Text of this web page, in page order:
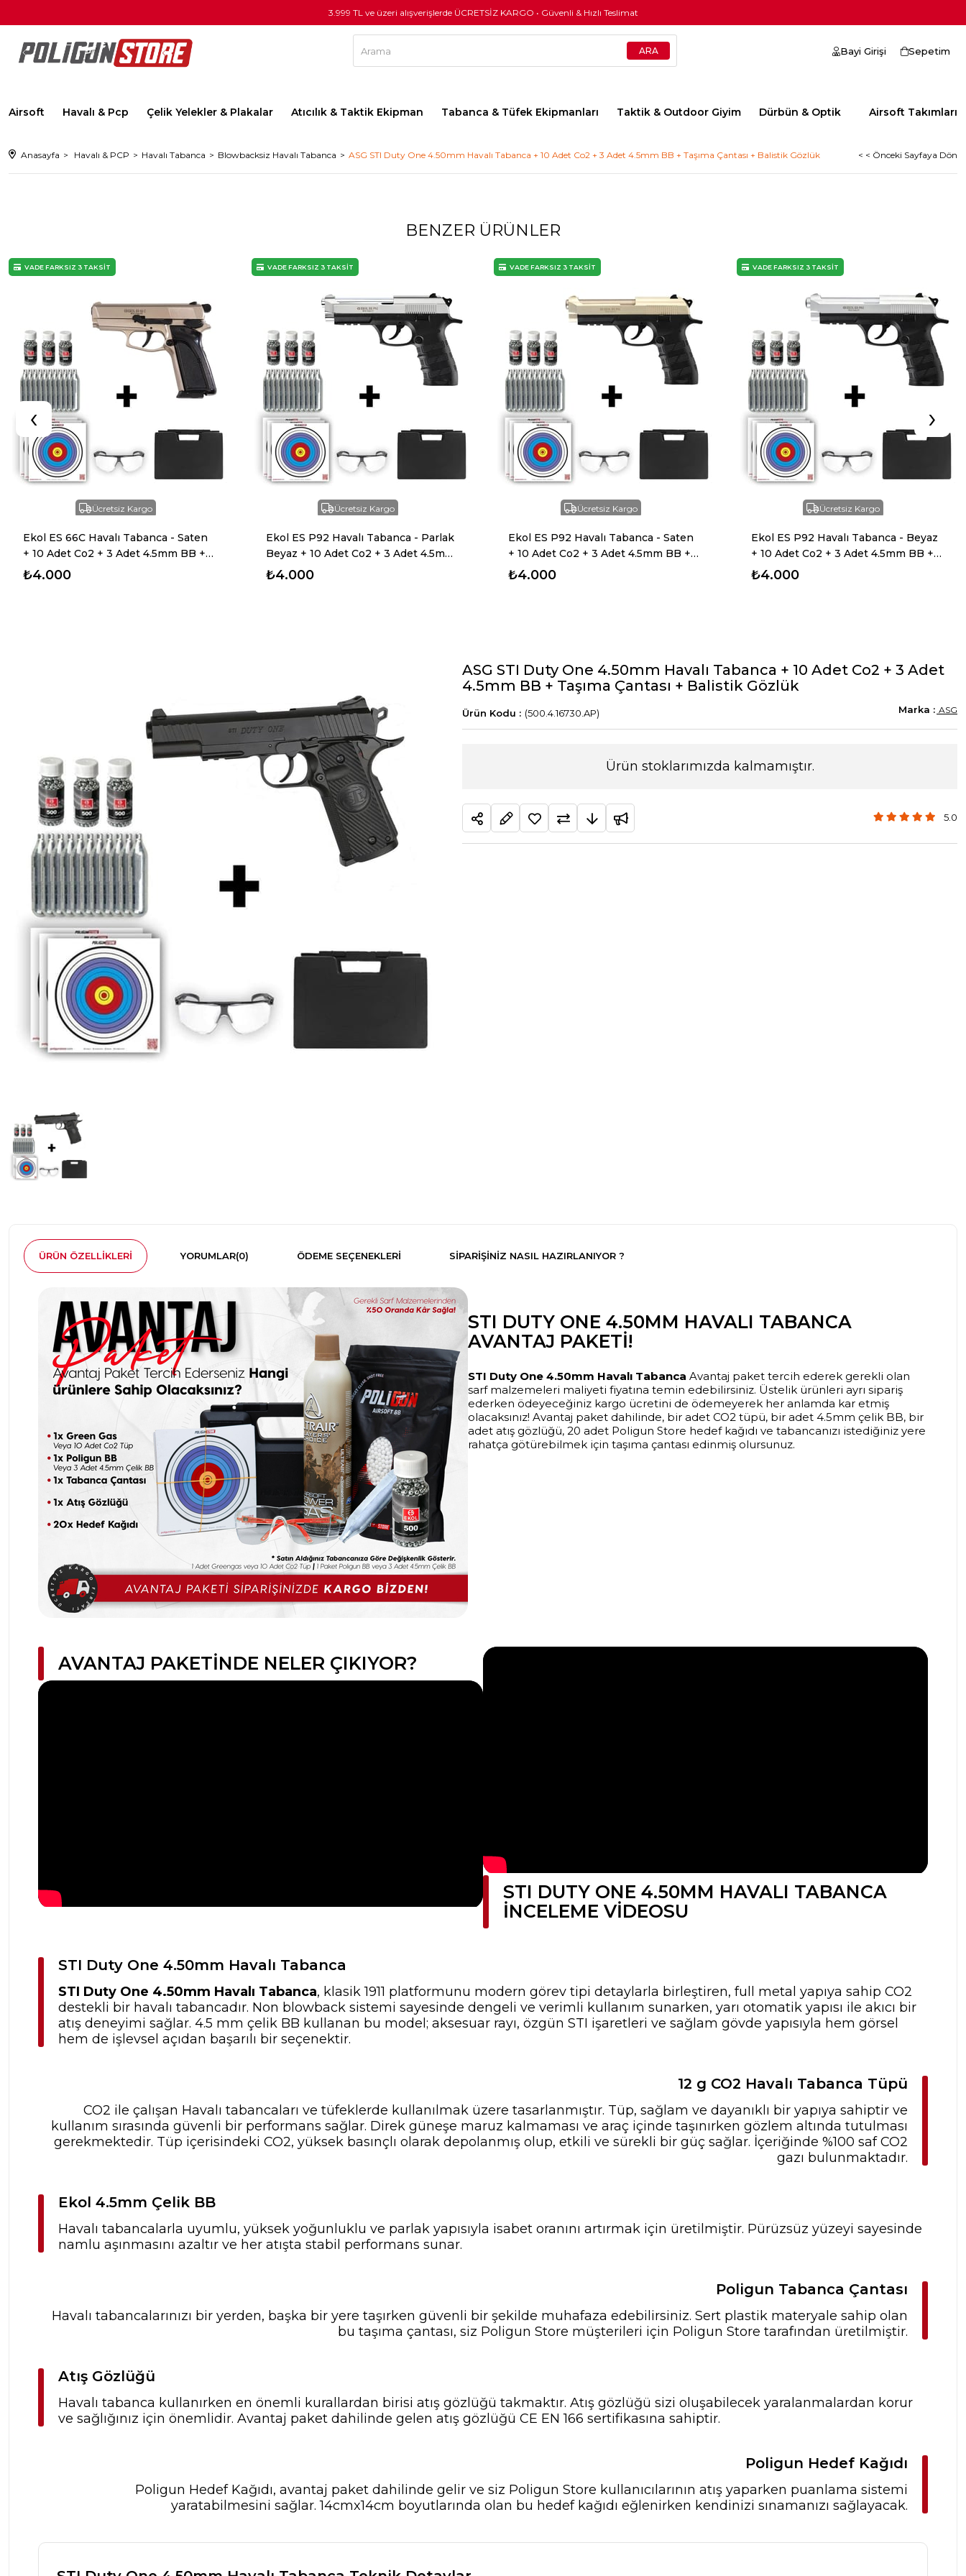
3.999 TL ve üzeri alışverişlerde ÜCRETSİZ KARGO • Güvenli & Hızlı Teslimat
Airsoft Havalı & Pcp Çelik Yelekler & Plakalar Atıcılık & Taktik Ekipman Tabanca & Tüfek Ekipmanları Taktik & Outdoor Giyim Dürbün & Optik Airsoft Takımları
Sepetim
Bayi Girişi
Anasayfa Havalı & PCP Havalı Tabanca Blowbacksiz Havalı Tabanca ASG STI Duty One 4.50mm Havalı Tabanca + 10 Adet Co2 + 3 Adet 4.5mm BB + Taşıma Çantası + Balistik Gözlük < < Önceki Sayfaya Dön
BENZER ÜRÜNLER
Ücretsiz Kargo
Ekol ES 66C Havalı Tabanca - Saten
+ 10 Adet Co2 + 3 Adet 4.5mm BB +
Taşıma Çantası + Balistik Gözlük
₺4.000
VADE FARKSIZ 3 TAKSİT
Ücretsiz Kargo
Ekol ES P92 Havalı Tabanca - Parlak
Beyaz + 10 Adet Co2 + 3 Adet 4.5mm
BB + Taşıma Çantası + Balistik
₺4.000
VADE FARKSIZ 3 TAKSİT
Ücretsiz Kargo
Ekol ES P92 Havalı Tabanca - Saten
+ 10 Adet Co2 + 3 Adet 4.5mm BB +
Taşıma Çantası + Balistik Gözlük
₺4.000
VADE FARKSIZ 3 TAKSİT
Ücretsiz Kargo
Ekol ES P92 Havalı Tabanca - Beyaz
+ 10 Adet Co2 + 3 Adet 4.5mm BB +
Taşıma Çantası + Balistik Gözlük
₺4.000
VADE FARKSIZ 3 TAKSİT
‹ ›
ASG STI Duty One 4.50mm Havalı Tabanca + 10 Adet Co2 + 3 Adet
4.5mm BB + Taşıma Çantası + Balistik Gözlük
(500.4.16730.AP) ASG
Ürün stoklarımızda kalmamıştır.
5.0
ÜRÜN ÖZELLIKLERI YORUMLAR(0) ÖDEME SEÇENEKLERI SIPARIŞINIZ NASIL HAZIRLANIYOR ?
STI DUTY ONE 4.50MM HAVALI TABANCA
AVANTAJ PAKETI!
STI Duty One 4.50mm Havalı Tabanca Avantaj paket tercih ederek gerekli olan
sarf malzemeleri maliyeti fiyatına temin edebilirsiniz. Üstelik ürünleri ayrı sipariş
ederken ödeyeceğiniz kargo ücretini de ödemeyerek her anlamda kar etmiş
olacaksınız! Avantaj paket dahilinde, bir adet CO2 tüpü, bir adet 4.5mm çelik BB, bir
adet atış gözlüğü, 20 adet Poligun Store hedef kağıdı ve tabancanızı istediğiniz yere
rahatça götürebilmek için taşıma çantası edinmiş olursunuz.
AVANTAJ PAKETINDE NELER ÇIKIYOR?
STI DUTY ONE 4.50MM HAVALI TABANCA
İNCELEME VIDEOSU
STI Duty One 4.50mm Havalı Tabanca
STI Duty One 4.50mm Havalı Tabanca, klasik 1911 platformunu modern görev tipi detaylarla birleştiren, full metal yapıya sahip CO2
destekli bir havalı tabancadır. Non blowback sistemi sayesinde dengeli ve verimli kullanım sunarken, yarı otomatik yapısı ile akıcı bir
atış deneyimi sağlar. 4.5 mm çelik BB kullanan bu model; aksesuar rayı, özgün STI işaretleri ve sağlam gövde yapısıyla hem görsel
hem de işlevsel açıdan başarılı bir seçenektir.
12 g CO2 Havalı Tabanca Tüpü
CO2 ile çalışan Havalı tabancaları ve tüfeklerde kullanılmak üzere tasarlanmıştır. Tüp, sağlam ve dayanıklı bir yapıya sahiptir ve
kullanım sırasında güvenli bir performans sağlar. Direk güneşe maruz kalmaması ve araç içinde taşınırken gözlem altında tutulması
gerekmektedir. Tüp içerisindeki CO2, yüksek basınçlı olarak depolanmış olup, etkili ve sürekli bir güç sağlar. İçeriğinde %100 saf CO2
gazı bulunmaktadır.
Ekol 4.5mm Çelik BB
Havalı tabancalarla uyumlu, yüksek yoğunluklu ve parlak yapısıyla isabet oranını artırmak için üretilmiştir. Pürüzsüz yüzeyi sayesinde
namlu aşınmasını azaltır ve her atışta stabil performans sunar.
Poligun Tabanca Çantası
Havalı tabancalarınızı bir yerden, başka bir yere taşırken güvenli bir şekilde muhafaza edebilirsiniz. Sert plastik materyale sahip olan
bu taşıma çantası, siz Poligun Store müşterileri için Poligun Store tarafından üretilmiştir.
Atış Gözlüğü
Havalı tabanca kullanırken en önemli kurallardan birisi atış gözlüğü takmaktır. Atış gözlüğü sizi oluşabilecek yaralanmalardan korur
ve sağlığınız için önemlidir. Avantaj paket dahilinde gelen atış gözlüğü CE EN 166 sertifikasına sahiptir.
Poligun Hedef Kağıdı
Poligun Hedef Kağıdı, avantaj paket dahilinde gelir ve siz Poligun Store kullanıcılarının atış yaparken puanlama sistemi
yaratabilmesini sağlar. 14cmx14cm boyutlarında olan bu hedef kağıdı eğlenirken kendinizi sınamanızı sağlayacak.